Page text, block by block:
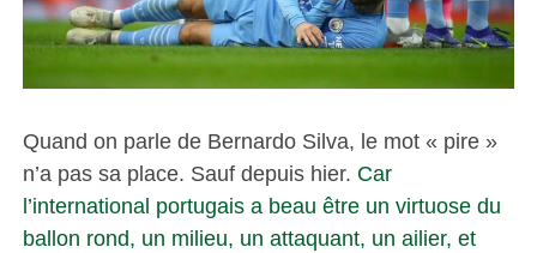
Quand on parle de Bernardo Silva, le mot « pire »
n’a pas sa place. Sauf depuis hier. Car
l’international portugais a beau être un virtuose du
ballon rond, un milieu, un attaquant, un ailier, et